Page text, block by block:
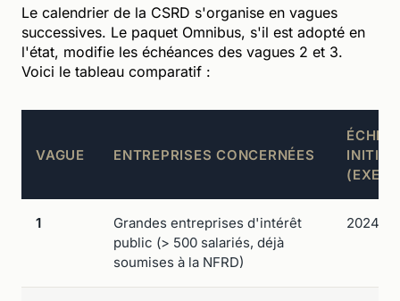
Le calendrier de la CSRD s'organise en vagues
successives. Le paquet Omnibus, s'il est adopté en
l'état, modifie les échéances des vagues 2 et 3.
Voici le tableau comparatif :
VAGUE ENTREPRISES CONCERNÉES
1
Grandes entreprises d'intérêt
public (> 500 salariés, déjà
soumises à la NFRD)
2024